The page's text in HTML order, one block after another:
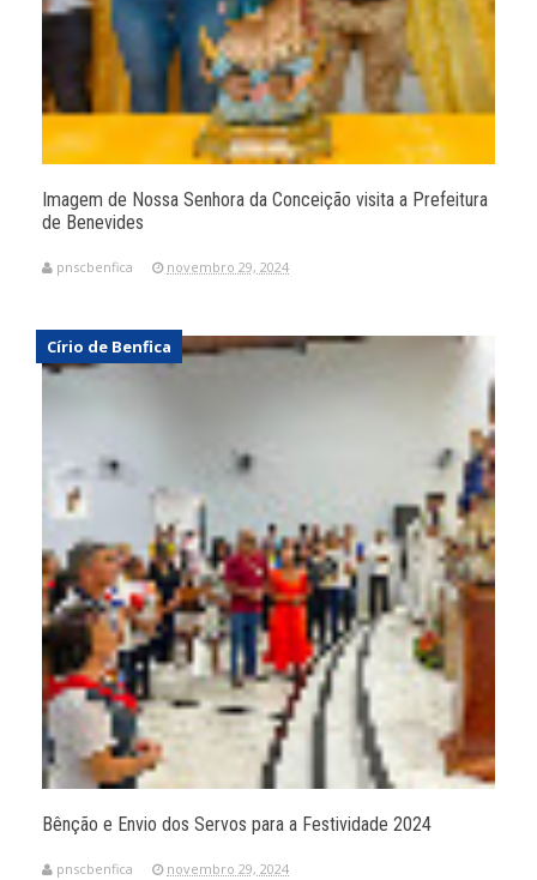
Imagem de Nossa Senhora da Conceição visita a Prefeitura
de Benevides
pnscbenfica novembro 29, 2024
Bênção e Envio dos Servos para a Festividade 2024
Círio de Benfica
pnscbenfica novembro 29, 2024